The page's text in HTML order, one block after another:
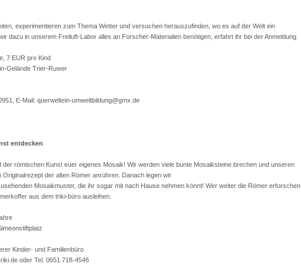
experimentieren zum Thema Wetter und versuchen herauszufinden, wo es auf der Welt ein
dazu in unserem Freiluft-Labor alles an Forscher-Materialien benötigen, erfahrt ihr bei der Anmeldung.
7 EUR pro Kind
Gelände Trier-Ruwer
E-Mail: querweltein-umweltbildung@gmx.de
entdecken
der römischen Kunst euer eigenes Mosaik! Wir werden viele bunte Mosaiksteine brechen und unseren
Originalrezept der alten Römer anrühren. Danach legen wir
Mosaikmuster, die ihr sogar mit nach Hause nehmen könnt! Wer weiter die Römer erforschen
aus dem triki-büro ausleihen.
Kinder- und Familienbüro
oder Tel. 0651 718-4546